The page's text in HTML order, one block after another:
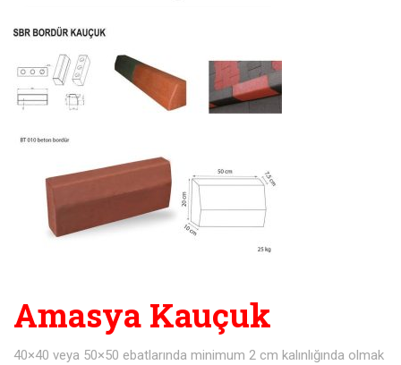
Amasya Kauçuk
40×40 veya 50×50 ebatlarında minimum 2 cm kalınlığında olmak